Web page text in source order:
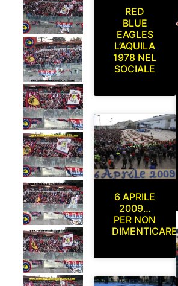
RED
BLUE
EAGLES
L’AQUILA
1978 NEL
SOCIALE
6 APRILE
2009…
PER NON
DIMENTICARE